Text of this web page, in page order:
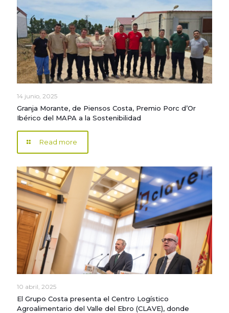
14 junio, 2025
Granja Morante, de Piensos Costa, Premio Porc d’Or
Ibérico del MAPA a la Sostenibilidad
Read more
10 abril, 2025
El Grupo Costa presenta el Centro Logístico
Agroalimentario del Valle del Ebro (CLAVE), donde